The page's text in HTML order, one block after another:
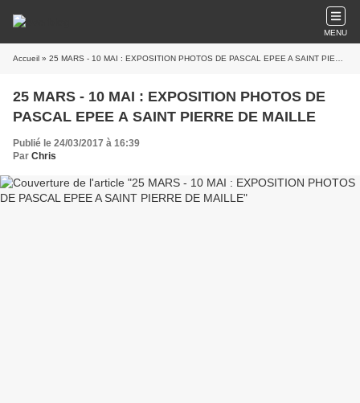
MENU
Accueil » 25 MARS - 10 MAI : EXPOSITION PHOTOS DE PASCAL EPEE A SAINT PIERRE DE MAILLE
25 MARS - 10 MAI : EXPOSITION PHOTOS DE
PASCAL EPEE A SAINT PIERRE DE MAILLE
Publié le 24/03/2017 à 16:39
Par Chris